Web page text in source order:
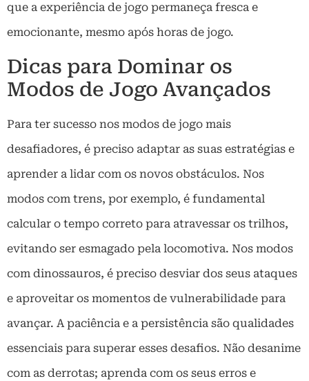
que a experiência de jogo permaneça fresca e
emocionante, mesmo após horas de jogo.
Dicas para Dominar os
Modos de Jogo Avançados
Para ter sucesso nos modos de jogo mais
desafiadores, é preciso adaptar as suas estratégias e
aprender a lidar com os novos obstáculos. Nos
modos com trens, por exemplo, é fundamental
calcular o tempo correto para atravessar os trilhos,
evitando ser esmagado pela locomotiva. Nos modos
com dinossauros, é preciso desviar dos seus ataques
e aproveitar os momentos de vulnerabilidade para
avançar. A paciência e a persistência são qualidades
essenciais para superar esses desafios. Não desanime
com as derrotas; aprenda com os seus erros e